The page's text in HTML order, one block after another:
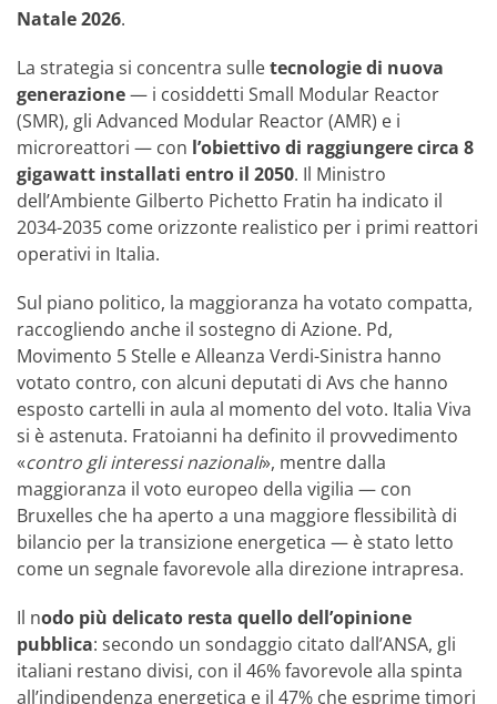
Natale 2026.
La strategia si concentra sulletecnologie di nuova
generazione— i cosiddetti Small Modular Reactor
(SMR), gli Advanced Modular Reactor (AMR) e i
microreattori — con l’obiettivo di raggiungere circa 8
gigawatt installati entro il 2050. Il Ministro
dell’Ambiente Gilberto Pichetto Fratin ha indicato il
2034-2035 come orizzonte realistico per i primi reattori
operativi in Italia.
Sul piano politico, la maggioranza ha votato compatta,
raccogliendo anche il sostegno di Azione. Pd,
Movimento 5 Stelle e Alleanza Verdi-Sinistra hanno
votato contro, con alcuni deputati di Avs che hanno
esposto cartelli in aula al momento del voto. Italia Viva
si è astenuta. Fratoianni ha definito il provvedimento
«contro gli interessi nazionali», mentre dalla
maggioranza il voto europeo della vigilia — con
Bruxelles che ha aperto a una maggiore flessibilità di
bilancio per la transizione energetica — è stato letto
come un segnale favorevole alla direzione intrapresa.
Il nodo più delicato resta quello dell’opinione
pubblica: secondo un sondaggio citato dall’ANSA, gli
italiani restano divisi, con il 46% favorevole alla spinta
all’indipendenza energetica e il 47% che esprime timori